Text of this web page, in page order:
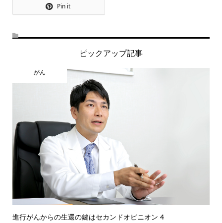
Pin it
ピックアップ記事
がん
進行がんからの生還の鍵はセカンドオピニオン 4